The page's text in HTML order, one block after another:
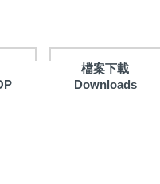
檔案下載
Downloads